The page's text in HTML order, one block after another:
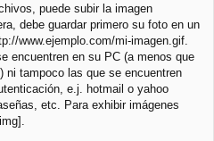
puede subir la imagen
debe guardar primero su foto en un
www.ejemplo.com/mi-imagen.gif.
encuentren en su PC (a menos que
ni tampoco las que se encuentren
e.j. hotmail o yahoo
etc. Para exhibir imágenes